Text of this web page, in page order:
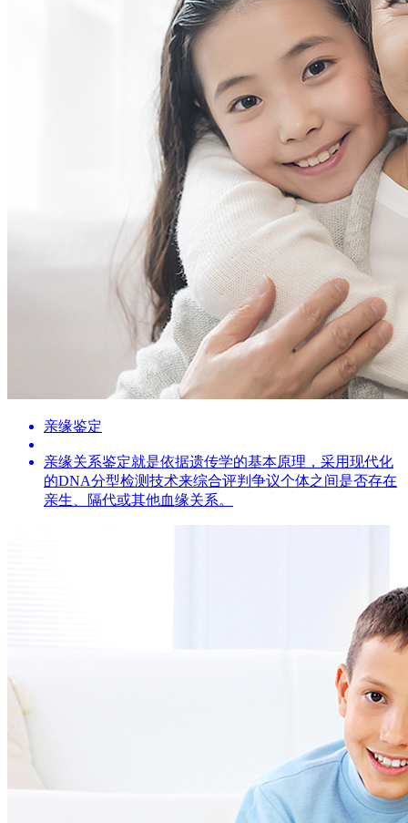
亲缘鉴定
亲缘关系鉴定就是依据遗传学的基本原理，采用现代化
的DNA分型检测技术来综合评判争议个体之间是否存在
亲生、隔代或其他血缘关系。